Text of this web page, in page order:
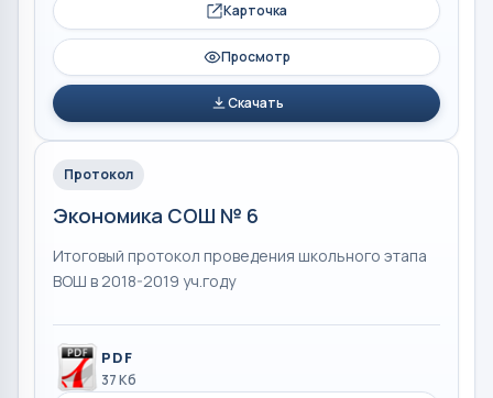
Карточка
Просмотр
Скачать
Протокол
Экономика СОШ № 6
Итоговый протокол проведения школьного этапа
ВОШ в 2018-2019 уч.году
PDF
37 Кб